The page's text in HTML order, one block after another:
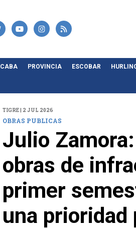
CABA PROVINCIA ESCOBAR
TIGRE | 2 JUL 2026
OBRAS PUBLICAS
Julio
obras de
primer
una prioridad